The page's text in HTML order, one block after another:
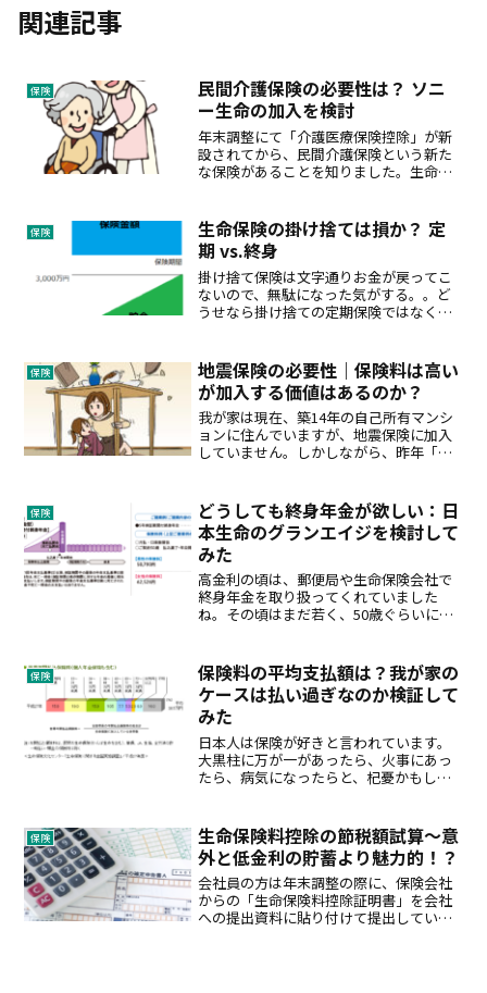
関連記事
保険
民間介護保険の必要性は？ ソニ
ー生命の加入を検討
年末調整にて「介護医療保険控除」が新
設されてから、民間介護保険という新た
な保険があることを知りました。生命保
した。しかし、親の介護を通じて、現在
の公的介護保険の限界や特...
保険
生命保険の掛け捨ては損か？ 定
期 vs.終身
掛け捨て保険は文字通りお金が戻ってこ
ないので、無駄になった気がする。。ど
うせなら掛け捨ての定期保険ではなく、
け捨てか貯蓄型かではなく、まずは、今
の自分にとって死亡保...
保険
地震保険の必要性｜保険料は高い
が加入する価値はあるのか？
我が家は現在、築14年の自己所有マンシ
ョンに住んでいますが、地震保険に加入
していません。しかしながら、昨年「首
入しなくてよいのかずっと気になってい
ました。 出典：首都直...
保険
どうしても終身年金が欲しい：日
本生命のグランエイジを検討して
みた
高金利の頃は、郵便局や生命保険会社で
終身年金を取り扱ってくれていました
ね。その頃はまだ若く、50歳ぐらいにな
間終身年金を探そうとすると、、、な
い…低金利により、終身年金...
保険
保険料の平均支払額は？我が家の
ケースは払い過ぎなのか検証して
みた
日本人は保険が好きと言われています。
大黒柱に万が一があったら、火事にあっ
たら、病気になったらと、杞憂かもしれ
けるほど安心は買えますが、通常の生活
が万が一に備えるために逼...
保険
生命保険料控除の節税額試算～意
外と低金利の貯蓄より魅力的！？
会社員の方は年末調整の際に、保険会社
からの「生命保険料控除証明書」を会社
への提出資料に貼り付けて提出している